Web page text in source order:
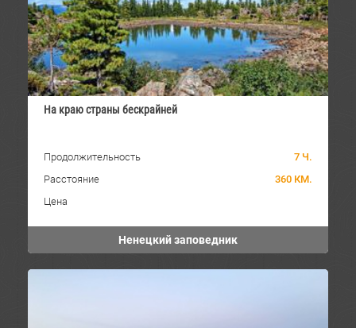
На краю страны бескрайней
Продолжительность
7 Ч.
Расстояние
360 КМ.
Цена
Ненецкий заповедник